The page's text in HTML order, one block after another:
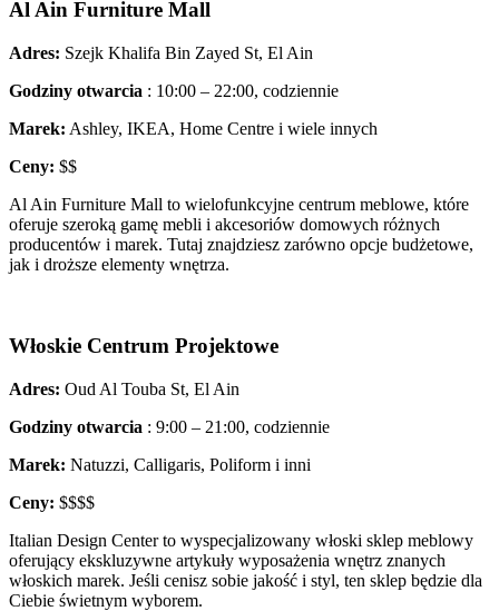
Al Ain Furniture Mall
Adres: Szejk Khalifa Bin Zayed St, El Ain
Godziny otwarcia : 10:00 – 22:00, codziennie
Marek: Ashley, IKEA, Home Centre i wiele innych
Ceny: $$
Al Ain Furniture Mall to wielofunkcyjne centrum meblowe, które
oferuje szeroką gamę mebli i akcesoriów domowych różnych
producentów i marek. Tutaj znajdziesz zarówno opcje budżetowe,
jak i droższe elementy wnętrza.
Włoskie Centrum Projektowe
Adres: Oud Al Touba St, El Ain
Godziny otwarcia : 9:00 – 21:00, codziennie
Marek: Natuzzi, Calligaris, Poliform i inni
Ceny: $$$$
Italian Design Center to wyspecjalizowany włoski sklep meblowy
oferujący ekskluzywne artykuły wyposażenia wnętrz znanych
włoskich marek. Jeśli cenisz sobie jakość i styl, ten sklep będzie dla
Ciebie świetnym wyborem.